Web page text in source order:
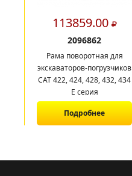
113859.00
2096862
Рама поворотная для
экскаваторов-погрузчиков
CAT 422, 424, 428, 432, 434
E серия
Подробнее